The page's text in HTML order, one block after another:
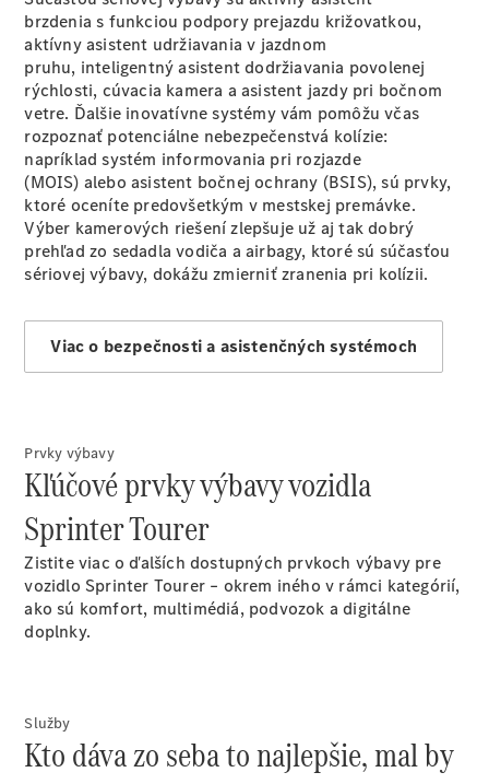
Prehľad
aktuálnych
ponúk a
zvýhodnení
Konfigurátor
a ceny
Rezervovať
predvádzaciu
lízing,
poistenie
Digitálne
doplnky
Objednajte
si svoj
transportér
znova
elektrické
dodávky
Dodávky
brzdenia s funkciou podpory prejazdu križovatkou,
aktívny asistent udržiavania v jazdnom
pruhu, inteligentný asistent dodržiavania povolenej
rýchlosti, cúvacia kamera a asistent jazdy pri bočnom
vetre. Ďalšie inovatívne systémy vám pomôžu včas
rozpoznať potenciálne nebezpečenstvá kolízie:
napríklad systém informovania pri rozjazde
(MOIS) alebo asistent bočnej ochrany (BSIS), sú prvky,
ktoré oceníte predovšetkým v mestskej premávke.
Výber kamerových riešenízlepšuje už aj tak dobrý
prehľad zo sedadla vodiča a airbagy, ktoré sú súčasťou
sériovej výbavy, dokážu zmierniť zranenia pri kolízii.
Viac o bezpečnosti a asistenčných systémoch
Prvky výbavy
Kľúčové prvky výbavy vozidla
Sprinter Tourer
Zistite viac o ďalších dostupných prvkoch výbavy pre
vozidlo Sprinter Tourer – okrem iného v rámci kategórií,
ako sú komfort, multimédiá, podvozok a digitálne
doplnky.
Služby
Kto dáva zo seba to najlepšie, mal by